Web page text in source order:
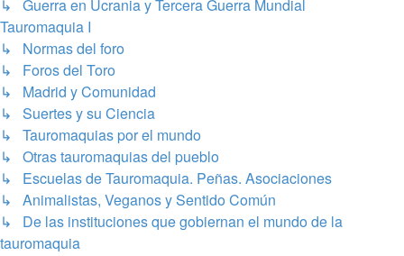
↳ Guerra en Ucrania y Tercera Guerra Mundial
Tauromaquia I
↳ Normas del foro
↳ Foros del Toro
↳ Madrid y Comunidad
↳ Suertes y su Ciencia
↳ Tauromaquias por el mundo
↳ Otras tauromaquias del pueblo
↳ Escuelas de Tauromaquia. Peñas. Asociaciones
↳ Animalistas, Veganos y Sentido Común
↳ De las instituciones que gobiernan el mundo de la
tauromaquia